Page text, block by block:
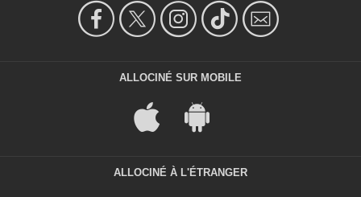
ALLOCINÉ SUR MOBILE
ALLOCINÉ À L'ÉTRANGER